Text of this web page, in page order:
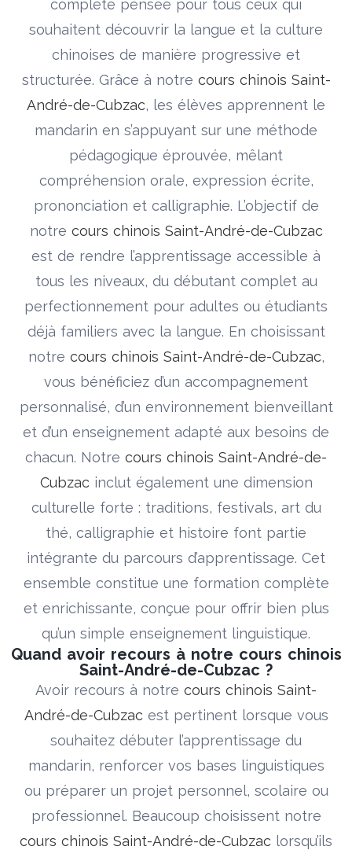
complète pensée pour tous ceux qui
souhaitent découvrir la langue et la culture
chinoises de manière progressive et
structurée. Grâce à notre cours chinois Saint-
André-de-Cubzac, les élèves apprennent le
mandarin en s’appuyant sur une méthode
pédagogique éprouvée, mêlant
compréhension orale, expression écrite,
prononciation et calligraphie. L’objectif de
notre cours chinois Saint-André-de-Cubzac
est de rendre l’apprentissage accessible à
tous les niveaux, du débutant complet au
perfectionnement pour adultes ou étudiants
déjà familiers avec la langue. En choisissant
notre cours chinois Saint-André-de-Cubzac,
vous bénéficiez d’un accompagnement
personnalisé, d’un environnement bienveillant
et d’un enseignement adapté aux besoins de
chacun. Notre cours chinois Saint-André-de-
Cubzacinclut également une dimension
culturelle forte : traditions, festivals, art du
thé, calligraphie et histoire font partie
intégrante du parcours d’apprentissage. Cet
ensemble constitue une formation complète
et enrichissante, conçue pour offrir bien plus
qu’un simple enseignement linguistique.
Quand avoir recours à notre cours chinois
Saint-André-de-Cubzac ?
Avoir recours à notre cours chinois Saint-
André-de-Cubzacest pertinent lorsque vous
souhaitez débuter l’apprentissage du
mandarin, renforcer vos bases linguistiques
ou préparer un projet personnel, scolaire ou
professionnel. Beaucoup choisissent notre
cours chinois Saint-André-de-Cubzac lorsqu’ils